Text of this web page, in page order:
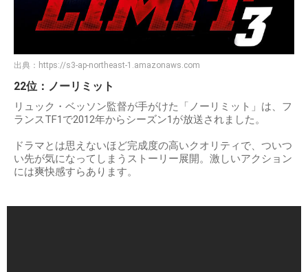
出典： https://s3-ap-northeast-1.amazonaws.com
22位：ノーリミット
リュック・ベッソン監督が手がけた「ノーリミット」は、フ
ランスTF1で2012年からシーズン1が放送されました。
ドラマとは思えないほど完成度の高いクオリティで、ついつ
い先が気になってしまうストーリー展開。激しいアクション
には爽快感すらあります。